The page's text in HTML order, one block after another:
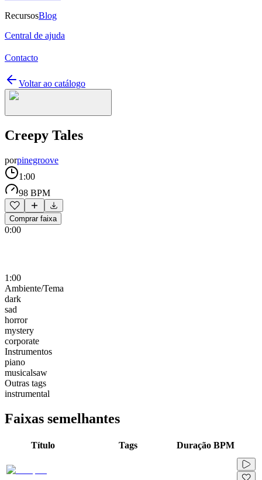
RecursosBlog
Central de ajuda
Contacto
Voltar ao catálogo
Creepy Tales
porpinegroove
1:00
98 BPM
Comprar faixa
0:00
1:00
Ambiente/Tema
dark
sad
horror
mystery
corporate
Instrumentos
piano
musicalsaw
Outras tags
instrumental
Faixas semelhantes
Título Tags Duração BPM